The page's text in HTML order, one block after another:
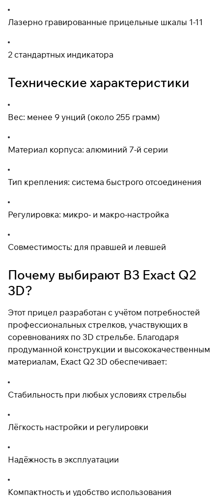
Лазерно гравированные прицельные шкалы 1-11
2 стандартных индикатора
Технические характеристики
Вес: менее 9 унций (около 255 грамм)
Материал корпуса: алюминий 7-й серии
Тип крепления: система быстрого отсоединения
Регулировка: микро- и макро-настройка
Совместимость: для правшей и левшей
Почему выбирают B3 Exact Q2
3D?
Этот прицел разработан с учётом потребностей
профессиональных стрелков, участвующих в
соревнованиях по 3D стрельбе. Благодаря
продуманной конструкции и высококачественным
материалам, Exact Q2 3D обеспечивает:
Стабильность при любых условиях стрельбы
Лёгкость настройки и регулировки
Надёжность в эксплуатации
Компактность и удобство использования